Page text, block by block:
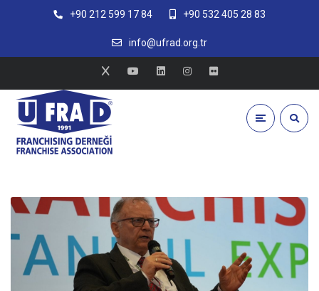
+90 212 599 17 84 +90 532 405 28 83
info@ufrad.org.tr